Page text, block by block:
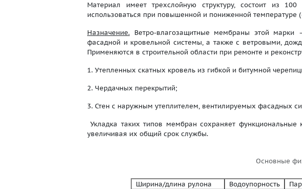
Материал имеет трехслойную структуру, состоит из
использоваться при повышенной и пониженной температуре
Назначение. Ветро-влагозащитные мембраны этой
фасадной и кровельной системы, а также с ветровыми,
Применяются в строительной области при ремонте и
1. Утепленных скатных кровель из гибкой и битумной
2. Чердачных перекрытий;
3. Стен с наружным утеплителем, вентилируемых фасадных
Укладка таких типов мембран сохраняет функциональные
увеличивая их общий срок службы.
Основные
Ширина/длина рулона Водоупорность